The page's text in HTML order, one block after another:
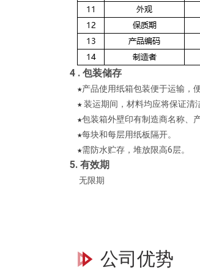
4 . 包装储存
★产品使用纸箱包装便于运输，
★装运期间，材料均应将保证清
★包装箱外壁印有制造商名称、
★每块和每层用纸板隔开。
★需防水贮存，堆放限高6层。
5. 有效期
无限期
公司优势